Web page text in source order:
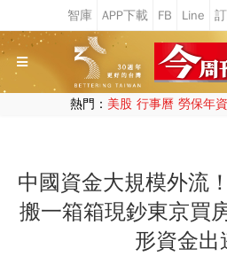
熱門： 美股 行事曆 勞保年資
中國資金大規模外流
搬一箱箱現鈔東京買
形資金出